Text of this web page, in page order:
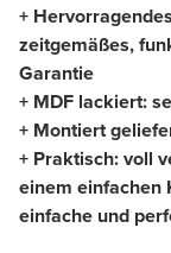
+
zeitgemäßes,
Garantie
+ MDF lackiert:
+ Montiert
+ Praktisch: voll
einem einfachen
einfache und